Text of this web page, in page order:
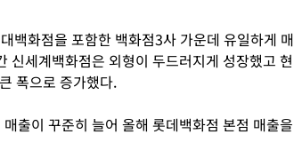
백화점을 포함한 백화점3사 가운데 유일하게 매
신세계백화점은 외형이 두드러지게 성장했고 현
폭으로 증가했다.
출이 꾸준히 늘어 올해 롯데백화점 본점 매출을